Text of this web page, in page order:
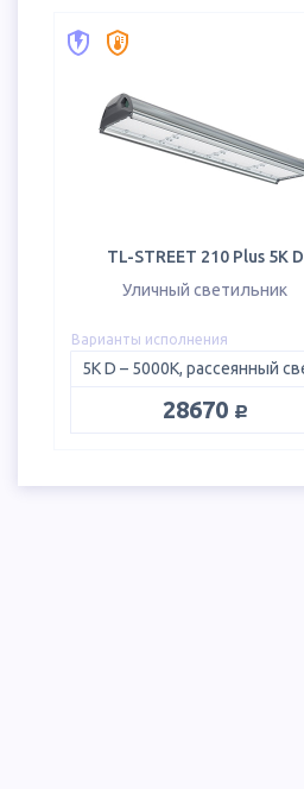
TL-STREET 210 Plus 5K D
Уличный светильник
Варианты исполнения
28670 руб.